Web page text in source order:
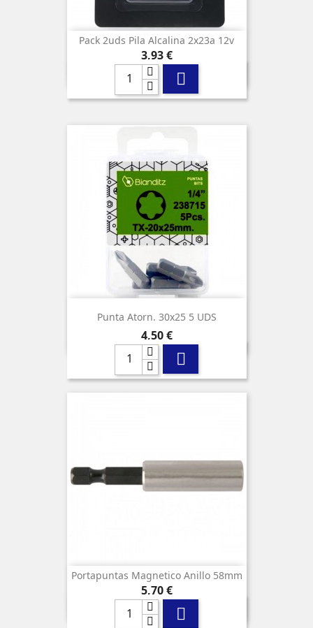
Pack 2uds Pila Alcalina 2x23a 12v
Precio
3,93 €

Punta Atorn. 30x25 5 UDS
Precio
4,50 €

Portapuntas Magnetico Anillo 58mm
Precio
5,70 €
